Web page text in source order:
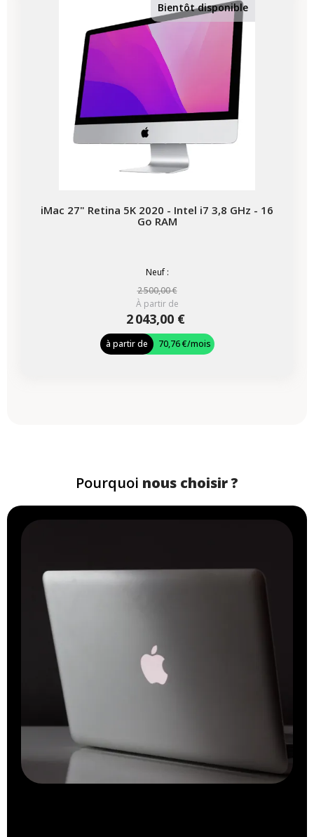
Bientôt disponible
iMac 27" Retina 5K 2020 - Intel i7 3,8 GHz - 16
Go RAM
Neuf :
2 500,00 €
À partir de
2 043,00 €
à partir de 70,76 €/mois
Pourquoi nous choisir ?